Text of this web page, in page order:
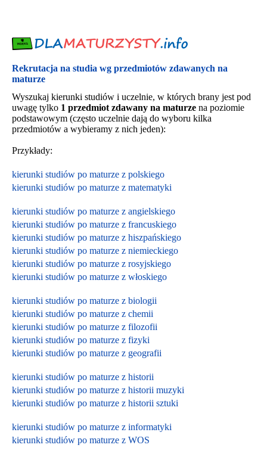
Rekrutacja na studia wg przedmiotów zdawanych na
maturze
Wyszukaj kierunki studiów i uczelnie, w których brany jest pod
uwagę tylko 1 przedmiot zdawany na maturze na poziomie
podstawowym (często uczelnie dają do wyboru kilka
przedmiotów a wybieramy z nich jeden):
Przykłady:
kierunki studiów po maturze z polskiego
kierunki studiów po maturze z matematyki
kierunki studiów po maturze z angielskiego
kierunki studiów po maturze z francuskiego
kierunki studiów po maturze z hiszpańskiego
kierunki studiów po maturze z niemieckiego
kierunki studiów po maturze z rosyjskiego
kierunki studiów po maturze z włoskiego
kierunki studiów po maturze z biologii
kierunki studiów po maturze z chemii
kierunki studiów po maturze z filozofii
kierunki studiów po maturze z fizyki
kierunki studiów po maturze z geografii
kierunki studiów po maturze z historii
kierunki studiów po maturze z historii muzyki
kierunki studiów po maturze z historii sztuki
kierunki studiów po maturze z informatyki
kierunki studiów po maturze z WOS